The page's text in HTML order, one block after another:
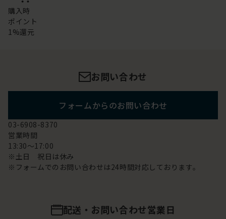
購入時
ポイント
1%還元
お問い合わせ
フォームからのお問い合わせ
03-6908-8370
営業時間
13:30～17:00
※土日 祝日は休み
※フォームでのお問い合わせは24時間対応しております。
配送・お問い合わせ営業日